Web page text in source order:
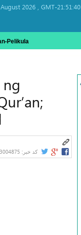
2026 , GMT-21:51:40
Pelikula
کد خبر: 3004875